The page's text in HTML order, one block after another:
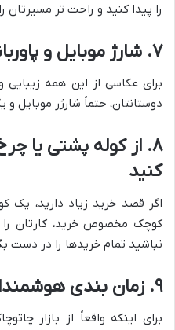
را پیدا کنید و راحت تر مسیرتان
۷. شارژ موبایل و پاوربانک
برای عکاسی از این همه زیبایی
دوستانتان، حتماً شارژر موبایل
۸. از کوله پشتی یا
کنید
اگر قصد خرید زیاد دارید،
کوچک مخصوص خرید، کارتان
نباشید تمام خریدها را در دست
۹. زمان بندی هوشمندانه داشته باشید
برای اینکه واقعاً از بازار